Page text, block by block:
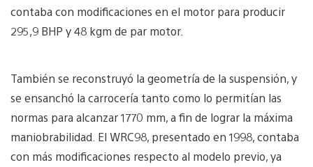
contaba con modificaciones en el motor para producir
295,9 BHP y 48 kgm de par motor.
También se reconstruyó la geometría de la suspensión, y
se ensanchó la carrocería tanto como lo permitían las
normas para alcanzar 1770 mm, a fin de lograr la máxima
maniobrabilidad. El WRC98, presentado en 1998, contaba
con más modificaciones respecto al modelo previo, ya